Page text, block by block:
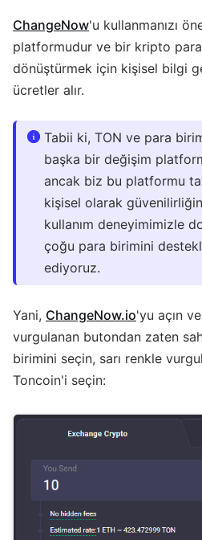
ChangeNow'u kullanmanızı
platformudur ve bir kripto
dönüştürmek için kişisel bilgi
ücretler alır.
Tabii ki, TON ve para
başka bir değişim
ancak biz bu platformu
kişisel olarak
kullanım deneyimimizle
çoğu para birimini
ediyoruz.
Yani, ChangeNow.io'yu açın
vurgulanan butondan zaten
birimini seçin, sarı renkle
Toncoin'i seçin: